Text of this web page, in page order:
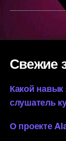
Свежие
Какой
слушатель
О проекте